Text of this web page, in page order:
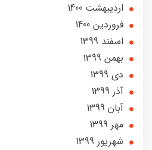
ارديبهشت 1400
فروردین 1400
اسفند 1399
بهمن 1399
دی 1399
آذر 1399
آبان 1399
مهر 1399
شهریور 1399